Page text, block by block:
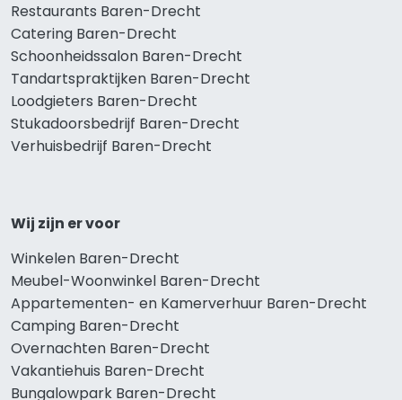
Restaurants Baren-Drecht
Catering Baren-Drecht
Schoonheidssalon Baren-Drecht
Tandartspraktijken Baren-Drecht
Loodgieters Baren-Drecht
Stukadoorsbedrijf Baren-Drecht
Verhuisbedrijf Baren-Drecht
Wij zijn er voor
Winkelen Baren-Drecht
Meubel-Woonwinkel Baren-Drecht
Appartementen- en Kamerverhuur Baren-Drecht
Camping Baren-Drecht
Overnachten Baren-Drecht
Vakantiehuis Baren-Drecht
Bungalowpark Baren-Drecht